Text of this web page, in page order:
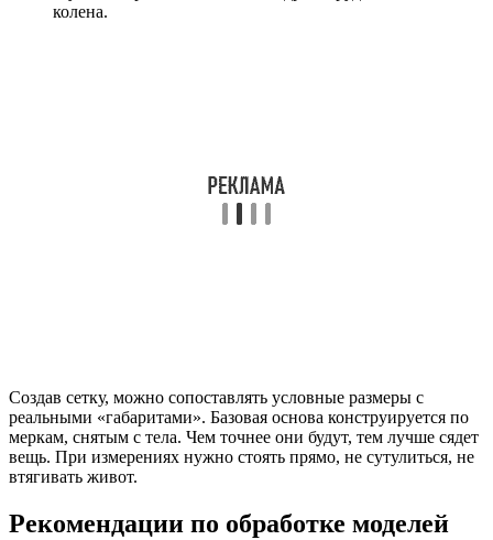
колена.
Создав сетку, можно сопоставлять условные размеры с
реальными «габаритами». Базовая основа конструируется по
меркам, снятым с тела. Чем точнее они будут, тем лучше сядет
вещь. При измерениях нужно стоять прямо, не сутулиться, не
втягивать живот.
Рекомендации по обработке моделей